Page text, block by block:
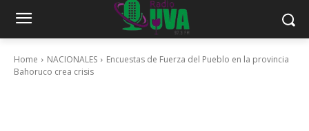
Home NACIONALES
Encuestas de Fuerza del Pueblo en la provincia
Bahoruco crea crisis